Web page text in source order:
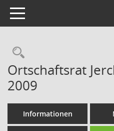
Toggle navigation
Ortschaftsrat
2009
Informationen